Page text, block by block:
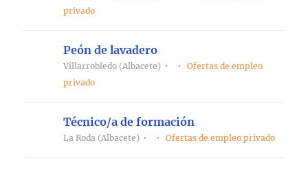
privado
Peón de lavadero
Villarrobledo (Albacete)
Ofertas de empleo
privado
Técnico/a de formación
La Roda (Albacete) Ofertas de empleo privado